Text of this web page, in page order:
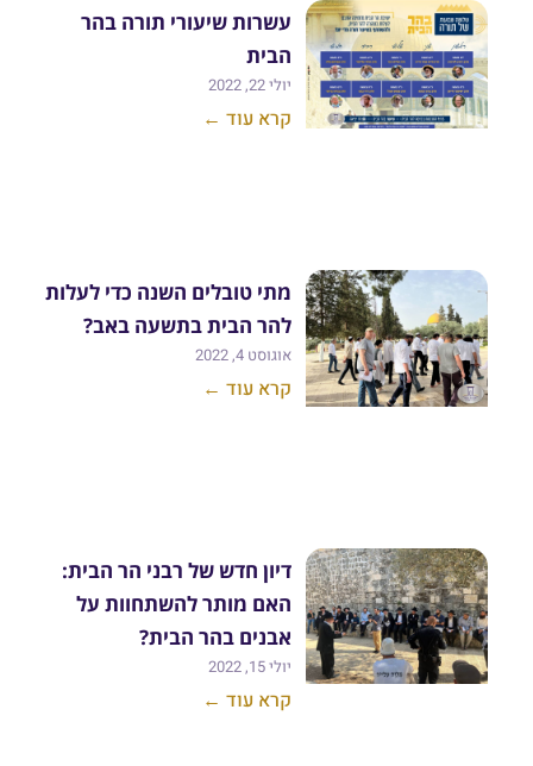
עשרות שיעורי תורה בהר
הבית
יולי 22, 2022
קרא עוד ←
מתי טובלים השנה כדי לעלות
להר הבית בתשעה באב?
אוגוסט 4, 2022
קרא עוד ←
דיון חדש של רבני הר הבית:
האם מותר להשתחוות על
אבנים בהר הבית?
יולי 15, 2022
קרא עוד ←